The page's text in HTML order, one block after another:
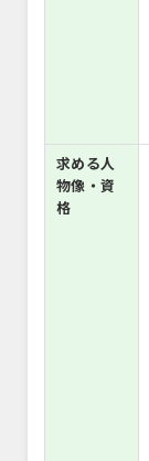
求める人
物像・資
格